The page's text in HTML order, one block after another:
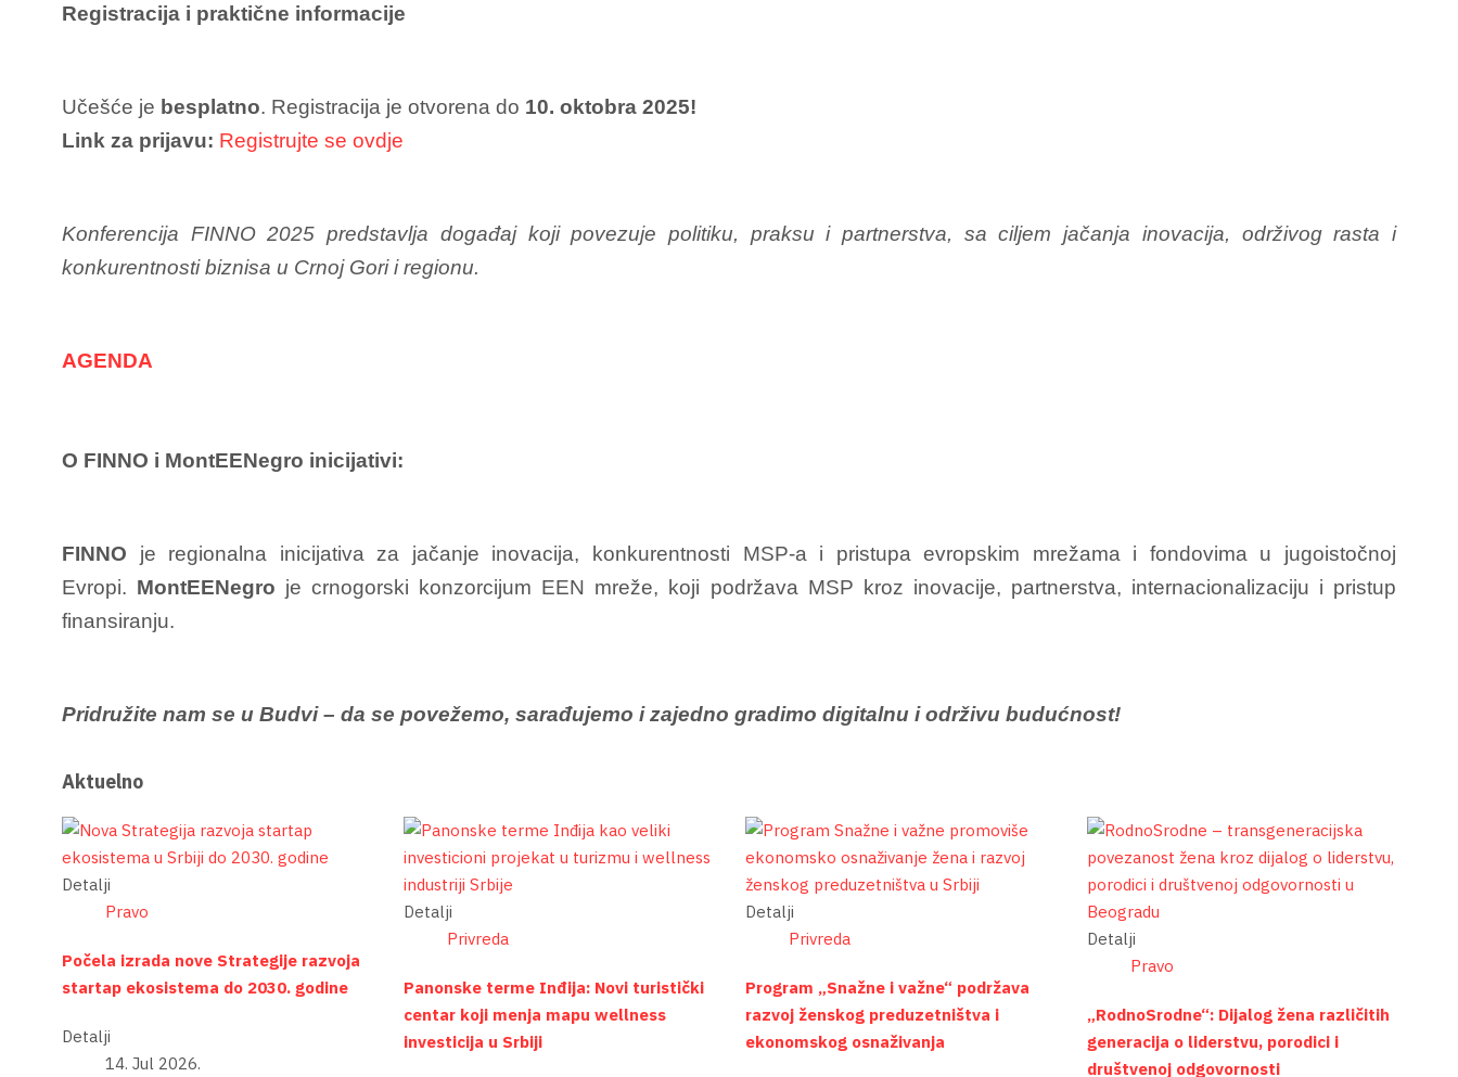
Registracija i praktične informacije
Učešće je besplatno. Registracija je otvorena do 10. oktobra 2025!
Link za prijavu: Registrujte se ovdje
Konferencija FINNO 2025 predstavlja događaj koji povezuje politiku, praksu i partnerstva, sa ciljem jačanja inovacija, održivog rasta i
konkurentnosti biznisa u Crnoj Gori i regionu.
AGENDA
O FINNO i MontEENegro inicijativi:
FINNO je regionalna inicijativa za jačanje inovacija, konkurentnosti MSP-a i pristupa evropskim mrežama i fondovima u jugoistočnoj
Evropi. MontEENegro je crnogorski konzorcijum EEN mreže, koji podržava MSP kroz inovacije, partnerstva, internacionalizaciju i pristup
finansiranju.
Pridružite nam se u Budvi – da se povežemo, sarađujemo i zajedno gradimo digitalnu i održivu budućnost!
Aktuelno
Detalji
Pravo
Počela izrada nove Strategije razvoja
startap ekosistema do 2030. godine
Detalji
14. Jul 2026.
Detalji
Privreda
Panonske terme Inđija: Novi turistički
centar koji menja mapu wellness
investicija u Srbiji
Detalji
Privreda
Program „Snažne i važne“ podržava
razvoj ženskog preduzetništva i
ekonomskog osnaživanja
Detalji
Pravo
„RodnoSrodne“: Dijalog žena različitih
generacija o liderstvu, porodici i
društvenoj odgovornosti